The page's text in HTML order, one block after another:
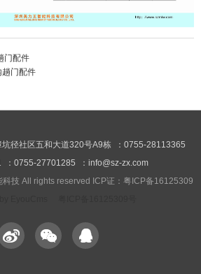
门配件
门配件
坑径社区五和大道320号A9栋 ：0755-28113365
：0755-27701285 ：info@sz-zx.com
技 All rights reserved ICP证：粤ICP备16125309
EyouCms